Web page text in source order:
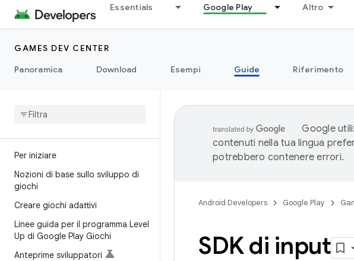
Essentials Google Play Altro
GAMES DEV CENTER
Panoramica
Download Esempi Guide Riferimento
Per iniziare
Nozioni di base sullo sviluppo di
giochi
Creare giochi adattivi
Linee guida per il programma Level
Up di Google Play Giochi
Anteprime sviluppatori
Google
contenuti nella tua lingua
potrebbero contenere errori.
Android Developers Google Play
SDK di input